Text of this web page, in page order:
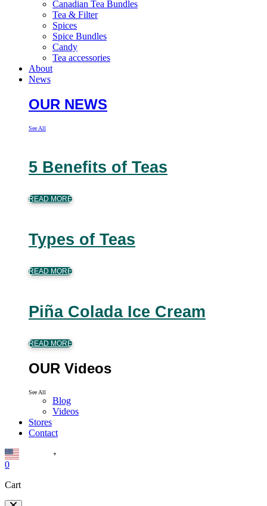
Canadian Tea Bundles
Tea & Filter
Spices
Spice Bundles
Candy
Tea accessories
About
News
OUR NEWS
See All
5 Benefits of Teas
READ MORE
Types of Teas
READ MORE
Piña Colada Ice Cream
READ MORE
OUR Videos
See All
Blog
Videos
Stores
Contact
▼
0
Cart